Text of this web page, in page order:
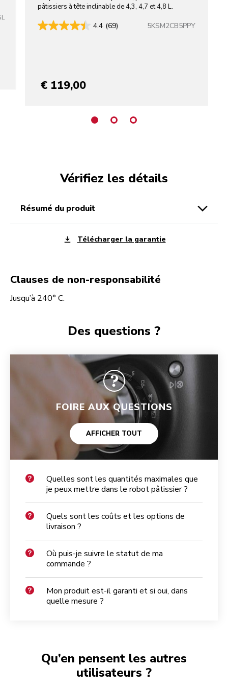
pâtissiers à tête inclinable de 4,3, 4,7 et 4,8 L.
4.4 (69) 5KSM2CB5PPY
€ 119,00
Vérifiez les détails
résumé du produit
Télécharger la garantie
Clauses de non-responsabilité
Jusqu’à 240° C.
Des questions ?
FOIRE AUX QUESTIONS
AFFICHER TOUT
Quelles sont les quantités maximales que
je peux mettre dans le robot pâtissier ?
Quels sont les coûts et les options de
livraison ?
Où puis-je suivre le statut de ma
commande ?
Mon produit est-il garanti et si oui, dans
quelle mesure ?
Qu’en pensent les autres
utilisateurs ?